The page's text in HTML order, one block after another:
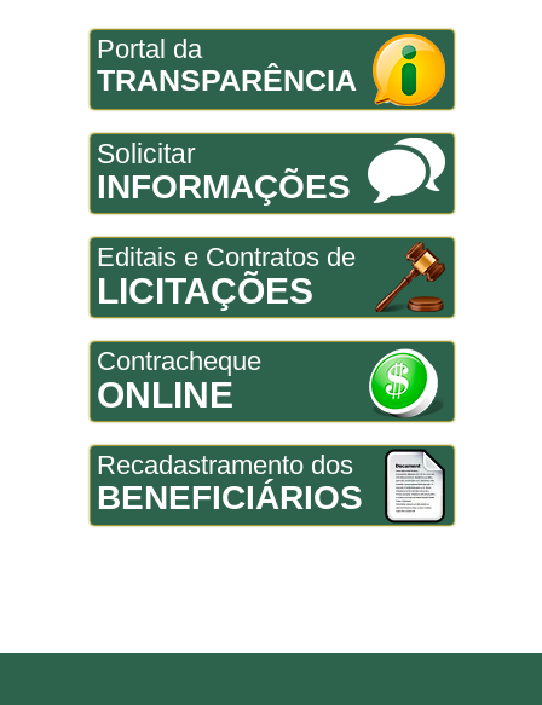
Portal da
TRANSPARÊNCIA
Solicitar
INFORMAÇÕES
Editais e Contratos de
LICITAÇÕES
Contracheque
ONLINE
Recadastramento dos
BENEFICIÁRIOS